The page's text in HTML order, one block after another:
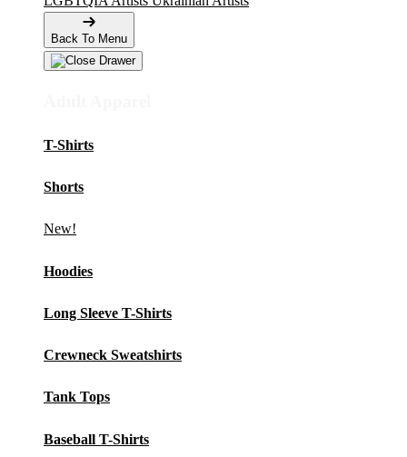
Back To Menu
T-Shirts
Shorts
New!
Hoodies
Long Sleeve T-Shirts
Crewneck Sweatshirts
Tank Tops
Baseball T-Shirts